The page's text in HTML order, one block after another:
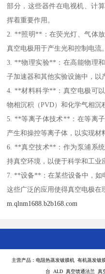
部分，这些器件在电视机、计
挥着重要作用。
2. **照明**：在荧光灯、气体
真空电极用于产生光和控制电流。
3. **物理实验**：在高能物理
子加速器和其他实验设施中，以
4. **材料科学**：真空电极可
物相沉积（PVD）和化学气相沉
5. **等离子体技术**：在等离
产生和操控等离子体，以实现材
6. **真空技术**：作为泵浦系
持真空环境，以便于科学和工业
7. **设备**：在某些设备中，如
这些广泛的应用使得真空电极在
m.qlnm1688.b2b168.com
主营产品：电阻热蒸发镀膜机 有机蒸发
台 ALD 真空馈通法兰 真